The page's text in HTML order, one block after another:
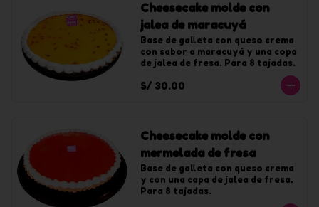
Cheesecake molde con
jalea de maracuyá
Base de galleta con queso crema
con sabor a maracuyá y una copa
de jalea de fresa. Para 8 tajadas.
S/ 30.00
Cheesecake molde con
mermelada de fresa
Base de galleta con queso crema
y con una capa de jalea de fresa.
Para 8 tajadas.